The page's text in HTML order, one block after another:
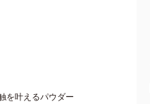
を叶えるパウダー